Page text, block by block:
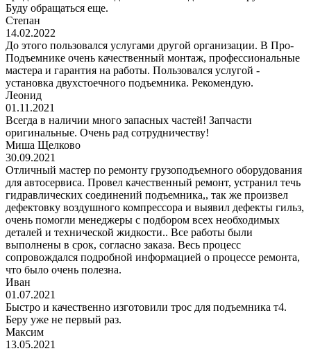
Буду обращаться еще.
Степан
14.02.2022
До этого пользовался услугами другой организации. В Про-
Подъемнике очень качественный монтаж, профессиональные
мастера и гарантия на работы. Пользовался услугой -
установка двухстоечного подъемника. Рекомендую.
Леонид
01.11.2021
Всегда в наличии много запасных частей! Запчасти
оригинальные. Очень рад сотрудничеству!
Миша Щелково
30.09.2021
Отличный мастер по ремонту грузоподъемного оборудования
для автосервиса. Провел качественный ремонт, устранил течь
гидравлических соединений подъемника,, так же произвел
дефектовку воздушного компрессора и выявил дефекты гильз,
очень помогли менеджеры с подбором всех необходимых
деталей и технической жидкости.. Все работы были
выполнены в срок, согласно заказа. Весь процесс
сопровождался подробной информацией о процессе ремонта,
что было очень полезна.
Иван
01.07.2021
Быстро и качественно изготовили трос для подъемника т4.
Беру уже не первый раз.
Максим
13.05.2021